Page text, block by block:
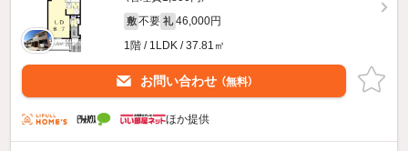
敷 不要 礼 46,000円
1階 / 1LDK / 37.81㎡
お問い合わせ （無料）
ほか提供